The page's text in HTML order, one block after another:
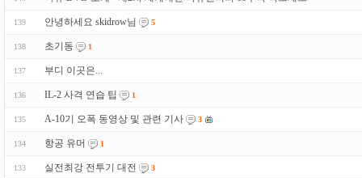
139 안녕하세요 skidrow님 5
138 초기동 1
137 부디 이곳은...
136 IL-2 사격 연습 팁 1
135 A-10기 오폭 동영상 및 관련 기사 3
134 항공 유머 1
133 실전최강 전투기 대전 3